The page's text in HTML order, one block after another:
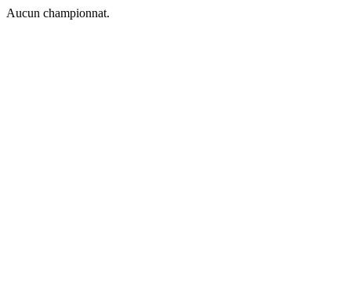
Aucun championnat.